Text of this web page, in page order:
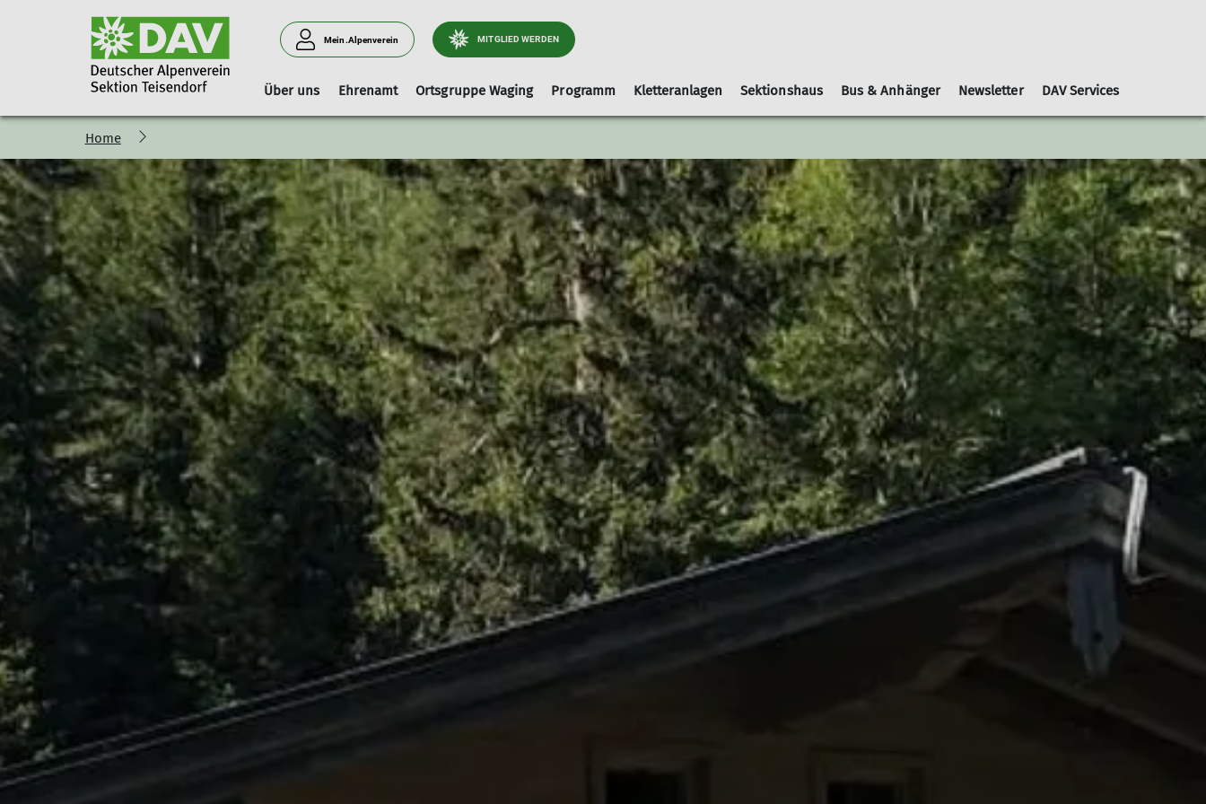
Mein.Alpenverein MITGLIED WERDEN
Über uns
Vorstand Geschäftsstelle Mitgliedschaft Arbeitsgebiet Wege Tourenleiter Artikel und Berichte Leihausrüstung Gruppen Nachrichtenblätter
Ehrenamt Ortsgruppe Waging
Vorstandschaft Leihausrüstung Geschäftsordnung
Programm
Hinweise Ausrüstungslisten Schwierigkeitsbewertungen
Kletteranlagen
Boulderhalle Teisendorf
Reservierungskalender (extern)
Kilterboard
Kletterhalle-Waging
faq
Hallenbelegung (extern)
Kinderklettern
Kooperationspartner
Sektionshaus Bus & Anhänger Newsletter DAV Services
Home